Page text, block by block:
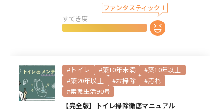
すてき度
【完全版】トイレ掃除徹底マニュアル
#トイレ #築10年未満
#築10年以上
#築20年以上
#お掃除
#汚れ
#素敵生活90号